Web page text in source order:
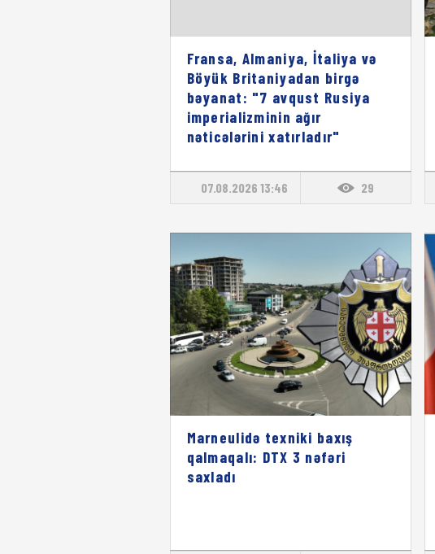
Fransa, Almaniya, İtaliya və
Böyük Britaniyadan birgə
bəyanat: "7 avqust Rusiya
imperializminin ağır
nəticələrini xatırladır"
07.08.2026 13:46 29
Marneulidə texniki baxış
qalmaqalı: DTX 3 nəfəri
saxladı